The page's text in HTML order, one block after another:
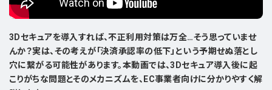
3Dセキュアを導入すれば、不正利用対策は万全…そう思っていませ
んか？実は、その考えが「決済承認率の低下」という予期せぬ落とし
穴に繋がる可能性があります。本動画では、3Dセキュア導入後に起
こりがちな問題とそのメカニズムを、EC事業者向けに分かりやすく解